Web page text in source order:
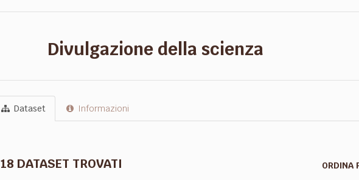
Divulgazione della scienza
Dataset Informazioni
ORDINA
18 DATASET TROVATI